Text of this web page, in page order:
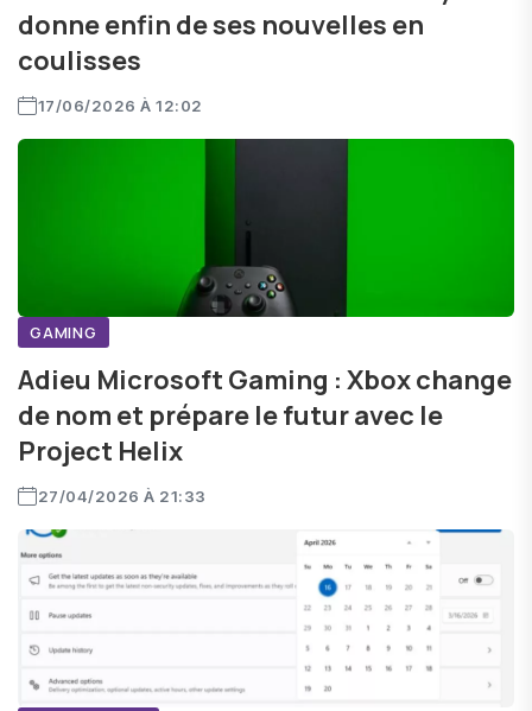
donne enfin de ses nouvelles en
coulisses
17/06/2026 À 12:02
GAMING
Adieu Microsoft Gaming : Xbox change
de nom et prépare le futur avec le
Project Helix
27/04/2026 À 21:33